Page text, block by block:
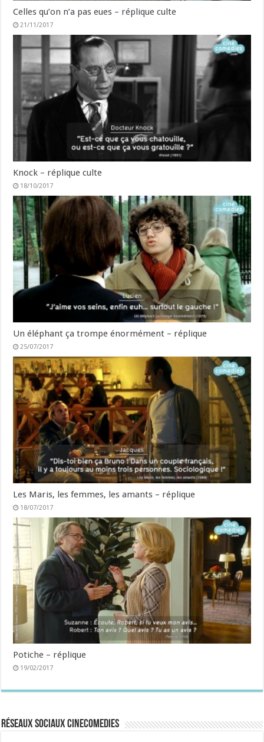
Celles qu’on n’a pas eues – réplique culte
21/11/2017
Knock – réplique culte
18/10/2017
Un éléphant ça trompe énormément – réplique
25/07/2017
Les Maris, les femmes, les amants – réplique
18/07/2017
Potiche – réplique
19/02/2017
Réseaux sociaux CineComedies